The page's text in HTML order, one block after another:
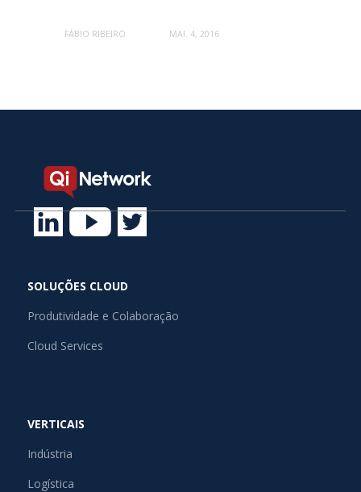
FÁBIO RIBEIRO MAI. 4, 2016
SOLUÇÕES CLOUD
Produtividade e Colaboração
Cloud Services
VERTICAIS
Indústria
Logística